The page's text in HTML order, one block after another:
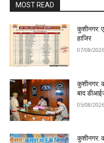
MOST READ
कुशीनगर:
हाजिर
07/08/2026
कुशीनगर:
बाद
05/08/2026
कुशीनगर: